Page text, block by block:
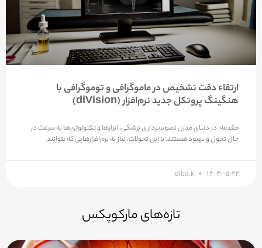
ارتقاء دقت تشخیص در ماموگرافی و توموگرافی با
هنگینگ پروتکل جدید نرم‌افزار (diVision)
مقدمه: در دنیای مدرن تصویربرداری پزشکی، ابزارها و تکنولوژی‌ها به سرعت در
حال تحول و بهبود هستند. با این تحولات، نیاز به نرم‌افزارهایی که بتوانند
diba.k ۱۴۰۳-۰۵-۲۳
تازه‌های مارکوپکس